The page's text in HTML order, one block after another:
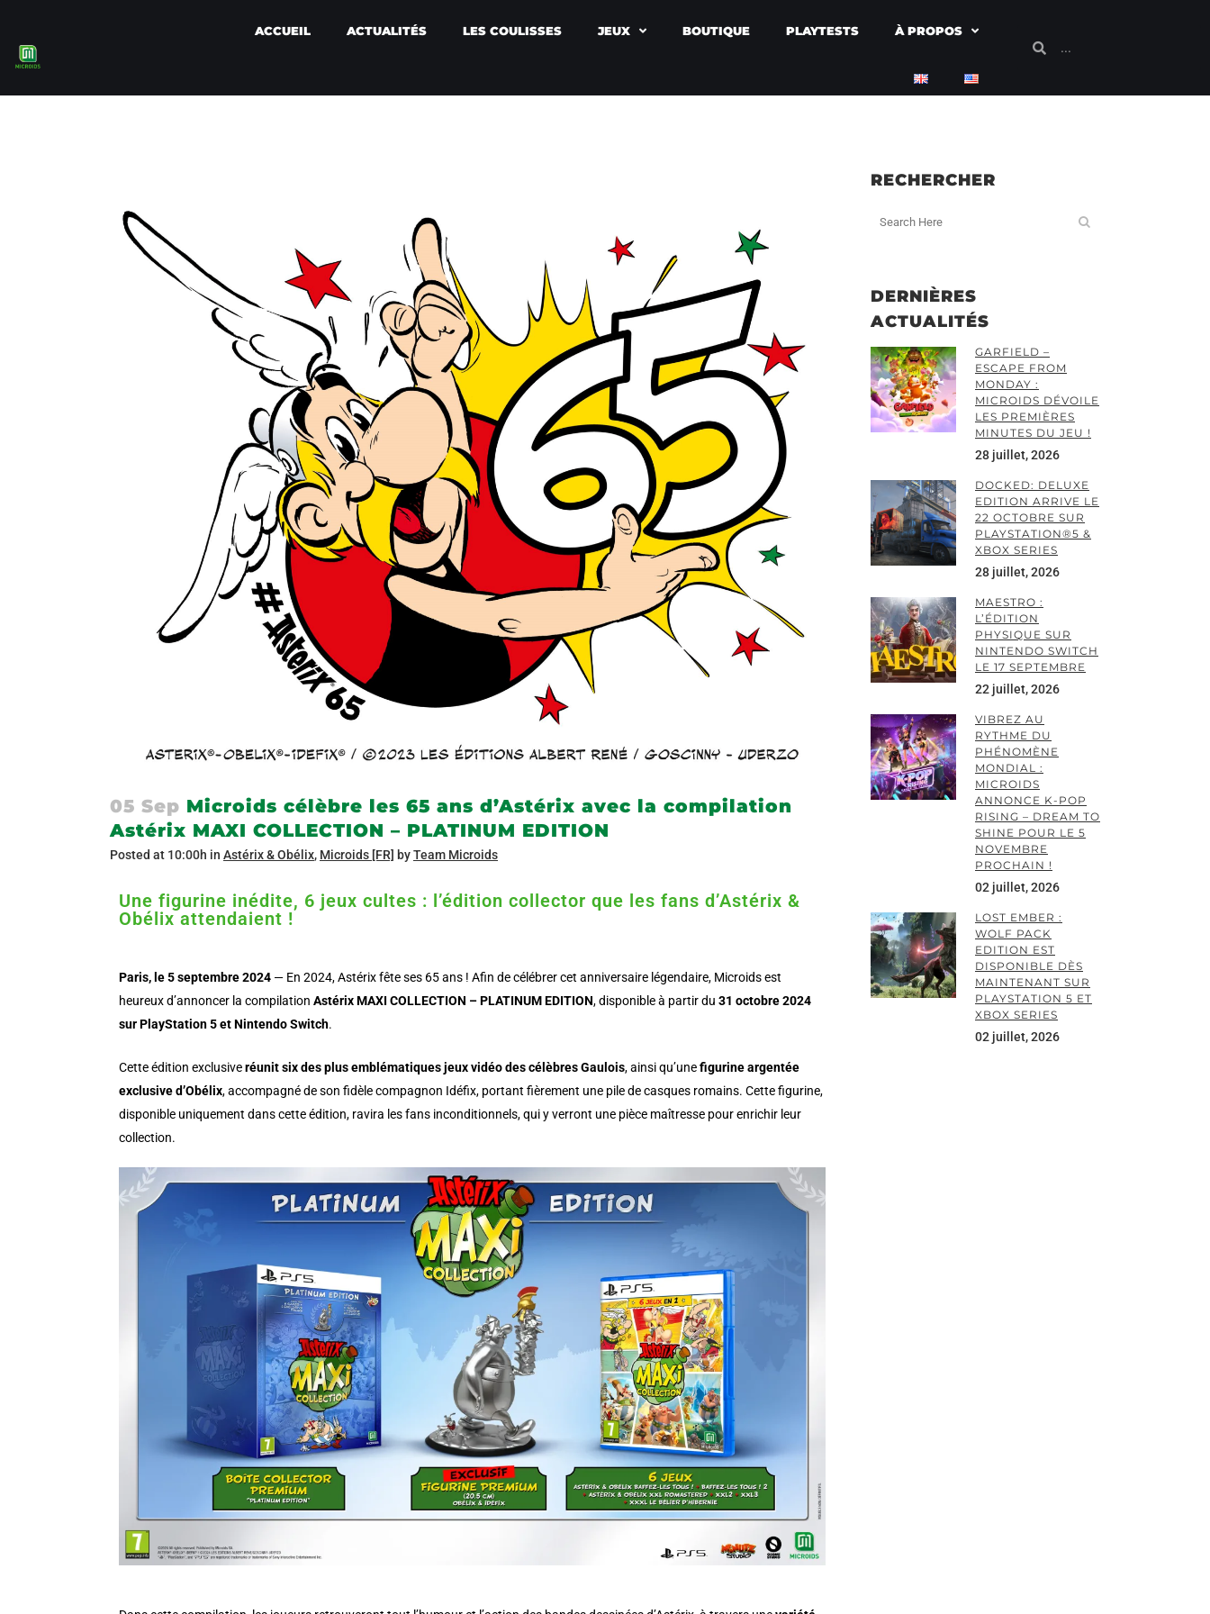
ACCUEIL ACTUALITÉS LES COULISSES JEUX BOUTIQUE PLAYTESTS À PROPOS
05 Sep Microids célèbre les 65 ans d’Astérix avec la compilation
Astérix MAXI COLLECTION – PLATINUM EDITION
Posted at 10:00h in Astérix & Obélix, Microids [FR] byTeam Microids
Une figurine inédite, 6 jeux cultes : l’édition collector que les fans d’Astérix &
Obélix attendaient !
Paris, le 5 septembre 2024 — En 2024, Astérix fête ses 65 ans ! Afin de célébrer cet anniversaire légendaire, Microids est
heureux d’annoncer la compilation Astérix MAXI COLLECTION – PLATINUM EDITION, disponible à partir du 31 octobre 2024
sur PlayStation 5 et Nintendo Switch.
Cette édition exclusiveréunit six des plus emblématiques jeux vidéo des célèbres Gaulois, ainsi qu’unefigurine argentée
exclusive d’Obélix, accompagné de son fidèle compagnon Idéfix, portant fièrement une pile de casques romains. Cette figurine,
disponible uniquement dans cette édition, ravira les fans inconditionnels, qui y verront une pièce maîtresse pour enrichir leur
collection.
RECHERCHER
DERNIÈRES
ACTUALITÉS
GARFIELD –
ESCAPE FROM
MONDAY :
MICROIDS DÉVOILE
LES PREMIÈRES
MINUTES DU JEU !
28 juillet, 2026
DOCKED: DELUXE
EDITION ARRIVE LE
22 OCTOBRE SUR
PLAYSTATION®5 &
XBOX SERIES
28 juillet, 2026
MAESTRO :
L’ÉDITION
PHYSIQUE SUR
NINTENDO SWITCH
LE 17 SEPTEMBRE
22 juillet, 2026
VIBREZ AU
RYTHME DU
PHÉNOMÈNE
MONDIAL :
MICROIDS
ANNONCE K-POP
RISING – DREAM TO
SHINE POUR LE 5
NOVEMBRE
PROCHAIN !
02 juillet, 2026
LOST EMBER :
WOLF PACK
EDITION EST
DISPONIBLE DÈS
MAINTENANT SUR
PLAYSTATION 5 ET
XBOX SERIES
02 juillet, 2026